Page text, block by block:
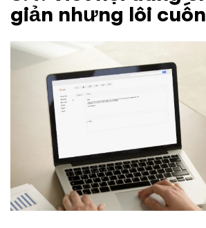
giản nhưng lôi cuốn